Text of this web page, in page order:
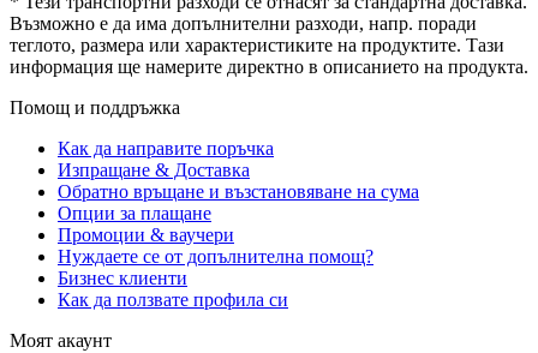
Възможно е да има допълнителни разходи, напр. поради
теглото, размера или характеристиките на продуктите. Тази
информация ще намерите директно в описанието на продукта.
Помощ и поддръжка
Как да направите поръчка
Изпращане & Доставка
Обратно връщане и възстановяване на сума
Опции за плащане
Промоции & ваучери
Нуждаете се от допълнителна помощ?
Бизнес клиенти
Как да ползвате профила си
Моят акаунт